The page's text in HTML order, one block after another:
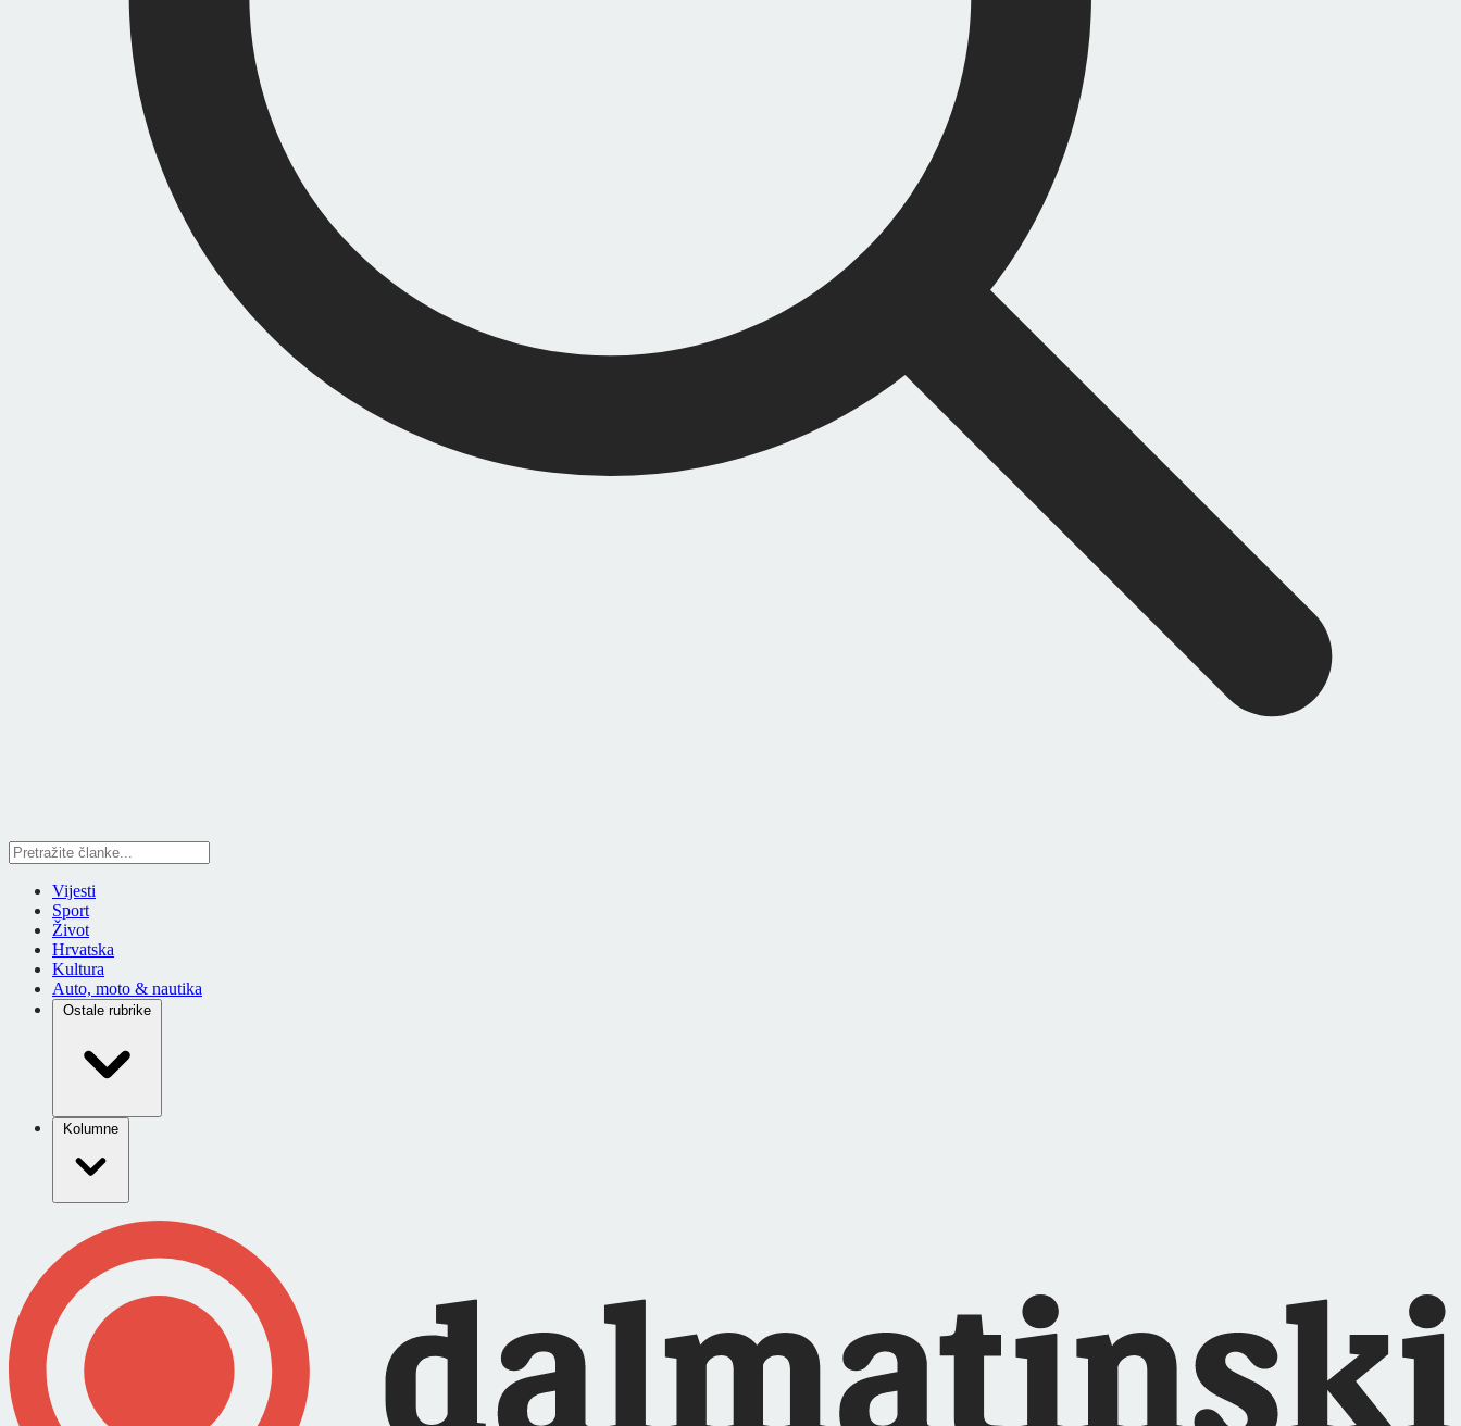
Vijesti
Sport
Život
Hrvatska
Kultura
Auto, moto & nautika
Ostale rubrike
Kolumne